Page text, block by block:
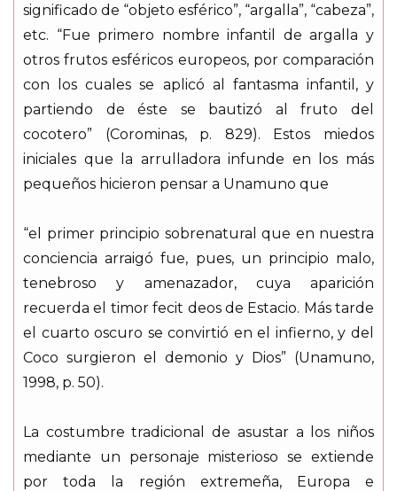
significado de “objeto esférico”, “argalla”, “cabeza”,
etc. “Fue primero nombre infantil de argalla y
otros frutos esféricos europeos, por comparación
con los cuales se aplicó al fantasma infantil, y
partiendo de éste se bautizó al fruto del
cocotero” (Corominas, p. 829). Estos miedos
iniciales que la arrulladora infunde en los más
pequeños hicieron pensar a Unamuno que
“el primer principio sobrenatural que en nuestra
conciencia arraigó fue, pues, un principio malo,
tenebroso y amenazador, cuya aparición
recuerda el timor fecit deos de Estacio. Más tarde
el cuarto oscuro se convirtió en el infierno, y del
Coco surgieron el demonio y Dios” (Unamuno,
1998, p. 50).
La costumbre tradicional de asustar a los niños
mediante un personaje misterioso se extiende
por toda la región extremeña, Europa e